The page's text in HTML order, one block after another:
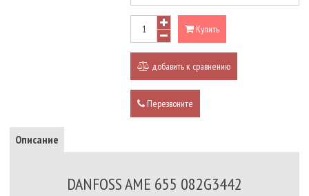
Купить
добавить к сравнению
Перезвоните
Описание
DANFOSS AME 655 082G3442